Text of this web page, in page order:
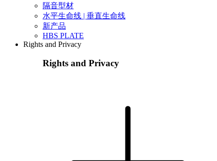
隔音型材
水平生命线 | 垂直生命线
新产品
HBS PLATE
Rights and Privacy
Rights and Privacy